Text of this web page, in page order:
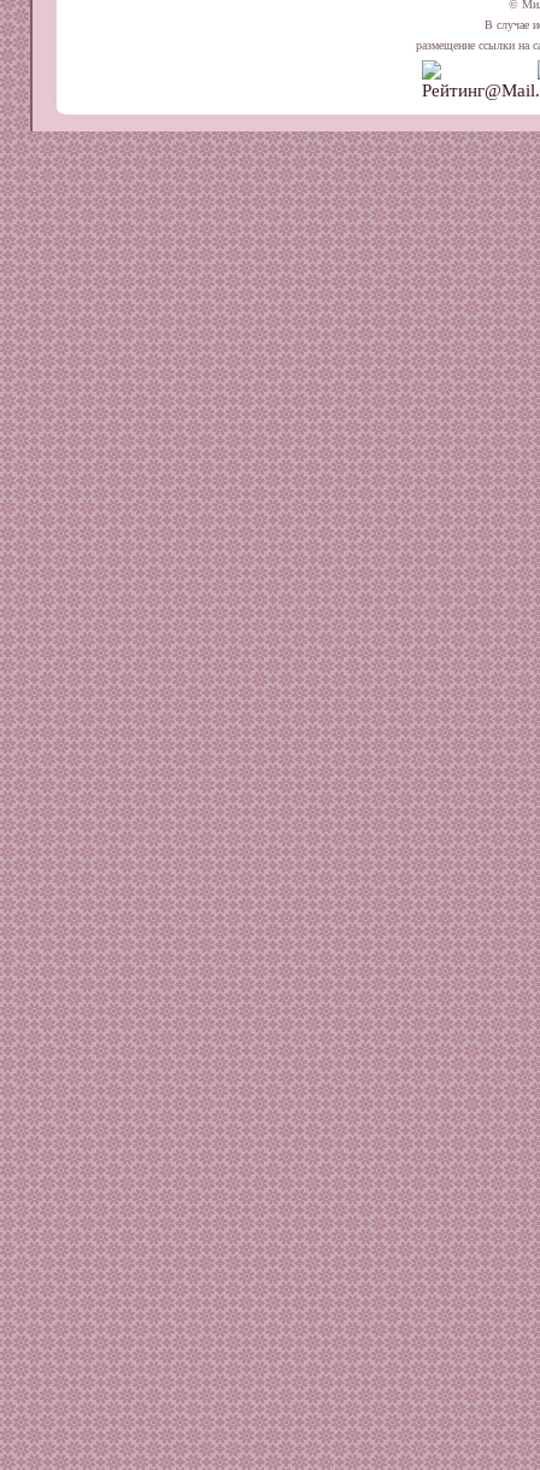
©
В случае
размещение ссылки на